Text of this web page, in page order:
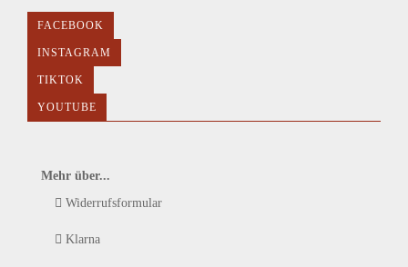
FACEBOOK
INSTAGRAM
TIKTOK
YOUTUBE
Mehr über...
Widerrufsformular
Klarna